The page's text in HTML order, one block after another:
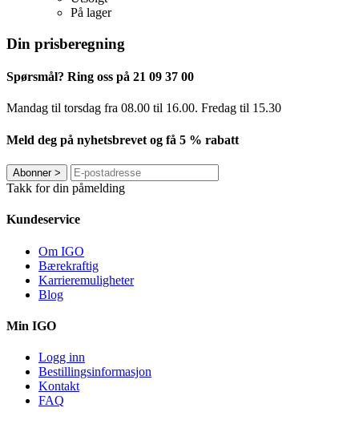
På lager
Din prisberegning
Spørsmål? Ring oss på 21 09 37 00
Mandag til torsdag ​​fra 08.00 til 16.00. Fredag til 15.30
Meld deg på nyhetsbrevet og få 5 % rabatt
Abonner>
Takk for din påmelding
Kundeservice
Om IGO
Bærekraftig
Karrieremuligheter
Blog
Min IGO
Logg inn
Bestillingsinformasjon
Kontakt
FAQ